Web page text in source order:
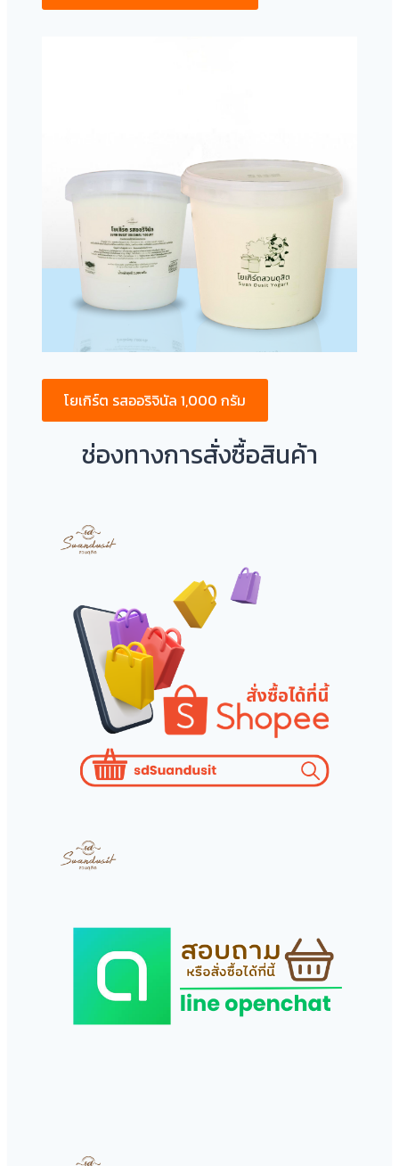
โยเกิร์ต รสออริจินัล 1,000 กรัม
ช่องทางการสั่งซื้อสินค้า